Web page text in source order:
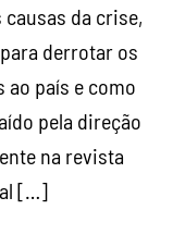
da crise,
derrotar os
país e como
pela direção
na revista
[…]